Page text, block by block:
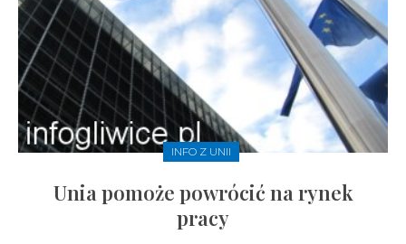
INFO Z UNII
Unia pomoże powrócić na rynek
pracy